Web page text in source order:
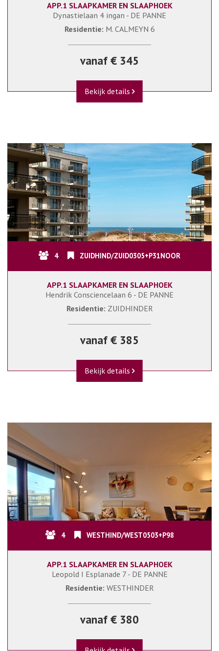
APP.1 SLAAPKAMER EN SLAAPHOEK
Dynastielaan 4 ingan - DE PANNE
Residentie: M. CALMEYN 6
vanaf € 345
Bekijk details
4 ZUIDHIND/ZUID0305+P31NOOR
APP.1 SLAAPKAMER EN SLAAPHOEK
Hendrik Consciencelaan 6 - DE PANNE
Residentie: ZUIDHINDER
vanaf € 385
Bekijk details
4 WESTHIND/WEST0503+P98
APP.1 SLAAPKAMER EN SLAAPHOEK
Leopold I Esplanade 7 - DE PANNE
Residentie: WESTHINDER
vanaf € 380